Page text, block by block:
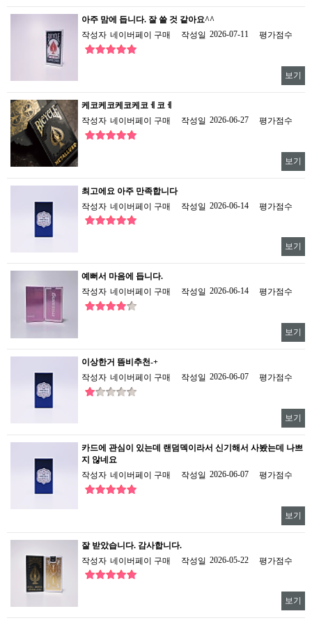
아주 맘에 듭니다. 잘 쓸 것 같아요^^
작성자 네이버페이 구매 작성일 2026-07-11 평가점수
보기
케코케코케코케코ㅔ코ㅔ
작성자 네이버페이 구매 작성일 2026-06-27 평가점수
보기
최고에요 아주 만족합니다
작성자 네이버페이 구매 작성일 2026-06-14 평가점수
보기
예뻐서 마음에 듭니다.
작성자 네이버페이 구매 작성일 2026-06-14 평가점수
보기
이상한거 뜸비추천-+
작성자 네이버페이 구매 작성일 2026-06-07 평가점수
보기
카드에 관심이 있는데 랜덤덱이라서 신기해서 사봤는데 나쁘
지 않네요
작성자 네이버페이 구매 작성일 2026-06-07 평가점수
보기
잘 받았습니다. 감사합니다.
작성자 네이버페이 구매 작성일 2026-05-22 평가점수
보기